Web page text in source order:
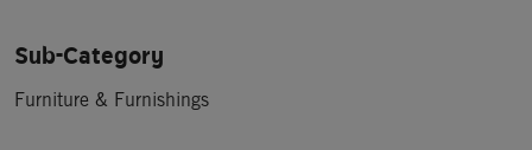
Sub-Category
Furniture & Furnishings